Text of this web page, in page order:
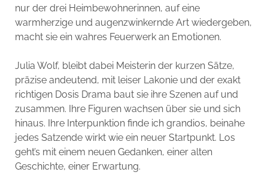
nur der drei Heimbewohnerinnen, auf eine
warmherzige und augenzwinkernde Art wiedergeben,
macht sie ein wahres Feuerwerk an Emotionen.
Julia Wolf, bleibt dabei Meisterin der kurzen Sätze,
präzise andeutend, mit leiser Lakonie und der exakt
richtigen Dosis Drama baut sie ihre Szenen auf und
zusammen. Ihre Figuren wachsen über sie und sich
hinaus. Ihre Interpunktion finde ich grandios, beinahe
jedes Satzende wirkt wie ein neuer Startpunkt. Los
geht’s mit einem neuen Gedanken, einer alten
Geschichte, einer Erwartung.